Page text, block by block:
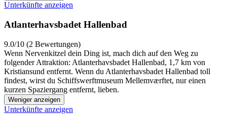
Unterkünfte anzeigen
Atlanterhavsbadet Hallenbad
9.0/10 (2 Bewertungen)
Wenn Nervenkitzel dein Ding ist, mach dich auf den Weg zu
folgender Attraktion: Atlanterhavsbadet Hallenbad, 1,7 km von
Kristiansund entfernt. Wenn du Atlanterhavsbadet Hallenbad toll
findest, wirst du Schiffswerftmuseum Mellemværftet, nur einen
kurzen Spaziergang entfernt, lieben.
Weniger anzeigen
Unterkünfte anzeigen